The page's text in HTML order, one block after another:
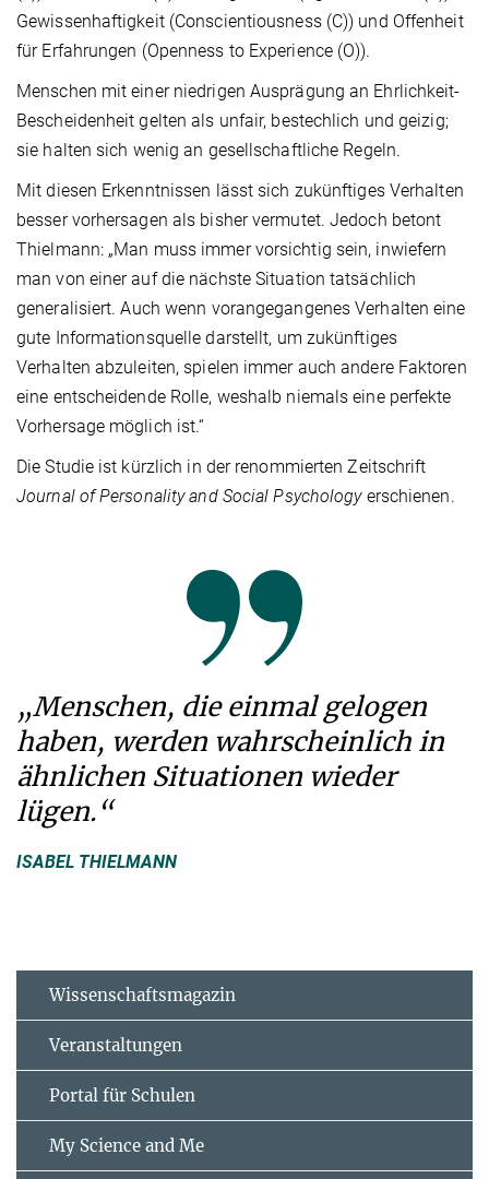
Gewissenhaftigkeit (Conscientiousness (C)) und Offenheit
für Erfahrungen (Openness to Experience (O)).
Menschen mit einer niedrigen Ausprägung an Ehrlichkeit-
Bescheidenheit gelten als unfair, bestechlich und geizig;
sie halten sich wenig an gesellschaftliche Regeln.
Mit diesen Erkenntnissen lässt sich zukünftiges Verhalten
besser vorhersagen als bisher vermutet. Jedoch betont
Thielmann: „Man muss immer vorsichtig sein, inwiefern
man von einer auf die nächste Situation tatsächlich
generalisiert. Auch wenn vorangegangenes Verhalten eine
gute Informationsquelle darstellt, um zukünftiges
Verhalten abzuleiten, spielen immer auch andere Faktoren
eine entscheidende Rolle, weshalb niemals eine perfekte
Vorhersage möglich ist.“
Die Studie ist kürzlich in der renommierten Zeitschrift
Journal of Personality and Social Psychologyerschienen.
„Menschen, die einmal gelogen
haben, werden wahrscheinlich in
ähnlichen Situationen wieder
lügen.“
ISABEL THIELMANN
Wissenschaftsmagazin
Veranstaltungen
Portal für Schulen
My Science and Me